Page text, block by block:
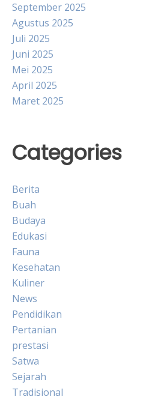
September 2025
Agustus 2025
Juli 2025
Juni 2025
Mei 2025
April 2025
Maret 2025
Categories
Berita
Buah
Budaya
Edukasi
Fauna
Kesehatan
Kuliner
News
Pendidikan
Pertanian
prestasi
Satwa
Sejarah
Tradisional